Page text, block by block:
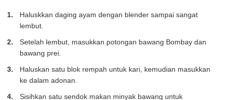
Haluskkan daging ayam dengan blender sampai sangat
lembut.
Setelah lembut, masukkan potongan bawang Bombay dan
bawang prei.
Haluskan satu blok rempah untuk kari, kemudian masukkan
ke dalam adonan.
Sisihkan satu sendok makan minyak bawang untuk